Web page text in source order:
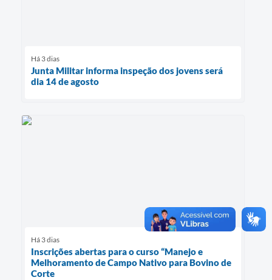
Há 3 dias
Junta Militar informa inspeção dos jovens será
dia 14 de agosto
Há 3 dias
Inscrições abertas para o curso “Manejo e
Melhoramento de Campo Nativo para Bovino de
Corte